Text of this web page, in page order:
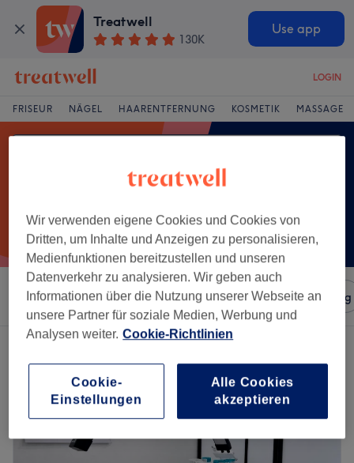
Treatwell
130K
Use app
LOGIN
FRISEUR NÄGEL HAARENTFERNUNG KOSMETIK MASSAGE
Sortieren nach Salons Expressangebote Bewertung
Ein Salon, der anbietet:
Wir verwenden eigene Cookies und Cookies von
Dritten, um Inhalte und Anzeigen zu personalisieren,
Medienfunktionen bereitzustellen und unseren
Datenverkehr zu analysieren. Wir geben auch
Informationen über die Nutzung unserer Webseite an
unsere Partner für soziale Medien, Werbung und
Analysen weiter. Cookie-Richtlinien
Cookie-
Einstellungen
Alle Cookies
akzeptieren